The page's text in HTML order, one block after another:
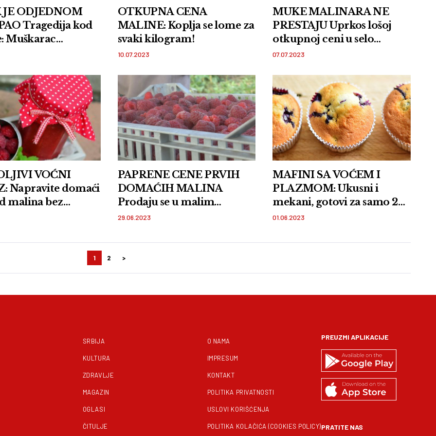
JE ODJEDNOM
Tragedija kod
Muškarac
tokm berbe
OTKUPNA CENA
MALINE: Koplja se lome za
svaki kilogram!
10.07.2023
MUKE MALINARA NE
PRESTAJU Uprkos lošoj
otkupnoj ceni u selo
Skokuće kod Prijepolja
zlata! FOTO
07.07.2023
VOĆNI
Napravite domaći
malina bez
RECEPT
PAPRENE CENE PRVIH
DOMAĆIH MALINA
Prodaju se u malim
kutijicama od 200 grama
crvenog zlata košta i do 700
dinara!
29.06.2023
MAFINI SA VOĆEM I
PLAZMOM: Ukusni i
mekani, gotovi za samo 20
minuta
01.06.2023
Kretanje
1 2 >
SRBIJA
KULTURA
ZDRAVLJE
MAGAZIN
OGLASI
ČITULJE
O NAMA
IMPRESUM
KONTAKT
POLITIKA PRIVATNOSTI
USLOVI KORIŠĆENJA
POLITIKA KOLAČIĆA (COOKIES POLICY)
PREUZMI APLIKACIJE
PRATITE NAS